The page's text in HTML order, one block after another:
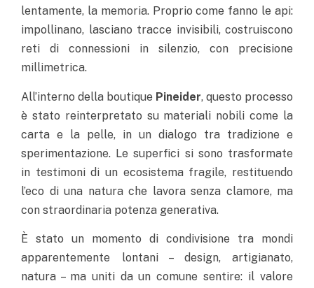
lentamente, la memoria. Proprio come fanno le api:
impollinano, lasciano tracce invisibili, costruiscono
reti di connessioni in silenzio, con precisione
millimetrica.
All’interno della boutique Pineider, questo processo
è stato reinterpretato su materiali nobili come la
carta e la pelle, in un dialogo tra tradizione e
sperimentazione. Le superfici si sono trasformate
in testimoni di un ecosistema fragile, restituendo
l’eco di una natura che lavora senza clamore, ma
con straordinaria potenza generativa.
È stato un momento di condivisione tra mondi
apparentemente lontani – design, artigianato,
natura – ma uniti da un comune sentire: il valore